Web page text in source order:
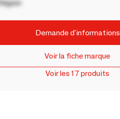
Demande d'informations
Voir la fiche marque
Voir les 17 produits